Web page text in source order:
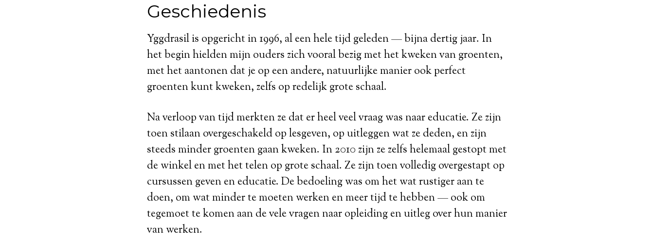
Geschiedenis
Yggdrasil is opgericht in 1996, al een hele tijd geleden — bijna dertig jaar. In
het begin hielden mijn ouders zich vooral bezig met het kweken van groenten,
met het aantonen dat je op een andere, natuurlijke manier ook perfect
groenten kunt kweken, zelfs op redelijk grote schaal.
Na verloop van tijd merkten ze dat er heel veel vraag was naar educatie. Ze zijn
toen stilaan overgeschakeld op lesgeven, op uitleggen wat ze deden, en zijn
steeds minder groenten gaan kweken. In 2010 zijn ze zelfs helemaal gestopt met
de winkel en met het telen op grote schaal. Ze zijn toen volledig overgestapt op
cursussen geven en educatie. De bedoeling was om het wat rustiger aan te
doen, om wat minder te moeten werken en meer tijd te hebben — ook om
tegemoet te komen aan de vele vragen naar opleiding en uitleg over hun manier
van werken.